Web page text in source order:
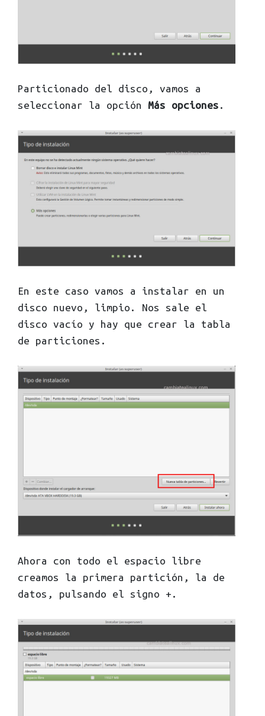
Particionado del disco, vamos a
seleccionar la opción Más opciones .
En este caso vamos a instalar en un
disco nuevo, limpio. Nos sale el
disco vacío y hay que crear la tabla
de particiones.
Ahora con todo el espacio libre
creamos la primera partición, la de
datos, pulsando el signo +.